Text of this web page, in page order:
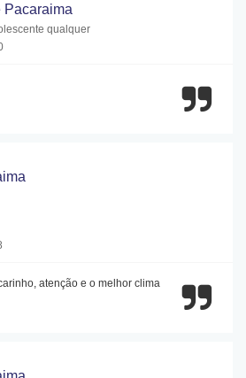
Pacaraima
qualquer
atenção e o melhor clima